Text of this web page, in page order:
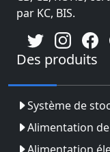
par KC, BIS.
Des produits
Système de
Alimentation